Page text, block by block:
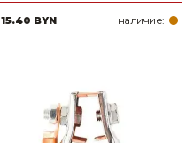
15.40 BYN наличие: